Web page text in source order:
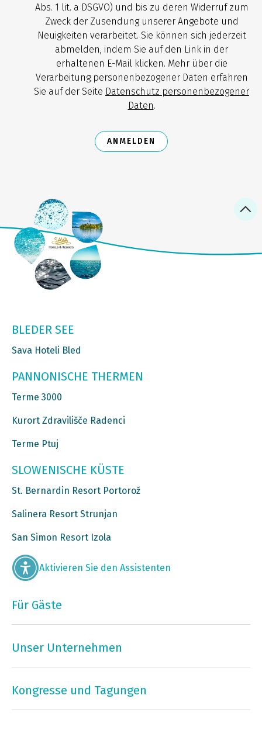
Abs. 1 lit. a DSGVO) und bis zu deren Widerruf zum
Zweck der Zusendung unserer Angebote und
Neuigkeiten verarbeitet. Sie können sich jederzeit
abmelden, indem Sie auf den Link in der
erhaltenen E-Mail klicken. Mehr über die
Verarbeitung personenbezogener Daten erfahren
Sie auf der Seite Datenschutz personenbezogener
Daten.
ANMELDEN
BLEDER SEE
Sava Hoteli Bled
PANNONISCHE THERMEN
Terme 3000
Kurort Zdravilišče Radenci
Terme Ptuj
SLOWENISCHE KÜSTE
St. Bernardin Resort Portorož
Salinera Resort Strunjan
San Simon Resort Izola
Aktivieren Sie den Assistenten
Für Gäste
Unser Unternehmen
Kongresse und Tagungen